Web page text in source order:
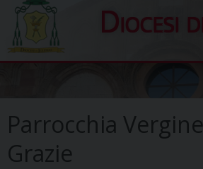
Diocesi
Parrocchia
Grazie